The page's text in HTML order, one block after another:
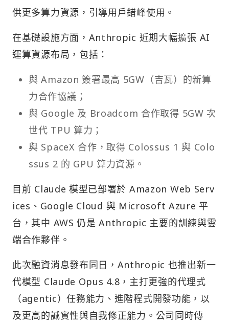
供更多算力資源，引導用戶錯峰使用。
在基礎設施方面，Anthropic 近期大幅擴張 AI
運算資源布局，包括：
與 Amazon 簽署最高 5GW（吉瓦）的新算
力合作協議；
與 Google 及 Broadcom 合作取得 5GW 次
世代 TPU 算力；
與 SpaceX 合作，取得 Colossus 1 與 Colo
ssus 2 的 GPU 算力資源。
目前 Claude 模型已部署於 Amazon Web Serv
ices、Google Cloud 與 Microsoft Azure 平
台，其中 AWS 仍是 Anthropic 主要的訓練與雲
端合作夥伴。
此次融資消息發布同日，Anthropic 也推出新一
代模型 Claude Opus 4.8，主打更強的代理式
（agentic）任務能力、進階程式開發功能，以
及更高的誠實性與自我修正能力。公司同時傳